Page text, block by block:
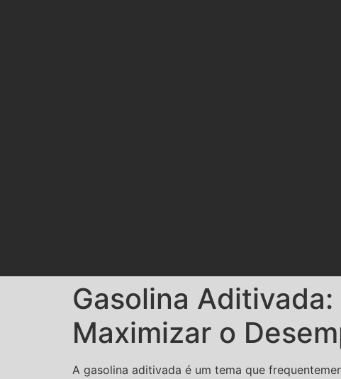
Gasolina
Maximizar o
A gasolina aditivada é um tema que